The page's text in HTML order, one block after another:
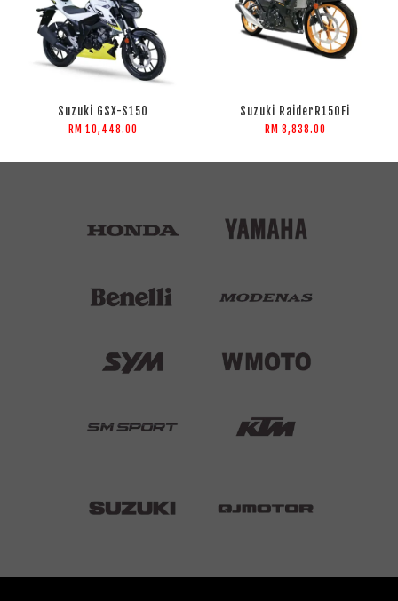
Suzuki GSX-S150
RM 10,448.00
Suzuki RaiderR150Fi
RM 8,838.00